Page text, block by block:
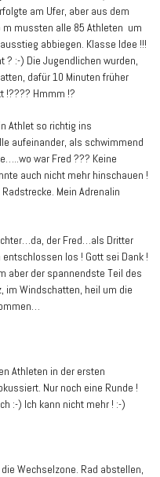
am Ufer, aber aus dem
m mussten alle 85 Athleten um
abbiegen. Klasse Idee !!!
:-) Die Jugendlichen wurden,
dafür 10 Minuten früher
!???? Hmmm !?
Athlet so richtig ins
aufeinander, als schwimmend
war Fred ??? Keine
auch nicht mehr hinschauen !
Mein Adrenalin
der Fred…als Dritter
los ! Gott sei Dank !
aber der spannendste Teil des
im Windschatten, heil um die
Athleten in der ersten
Nur noch eine Runde !
:-) Ich kann nicht mehr ! :-)
Wechselzone. Rad abstellen,